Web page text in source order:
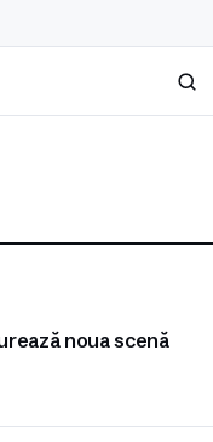
Caută
noua scenă